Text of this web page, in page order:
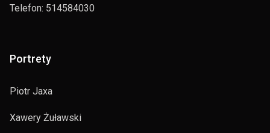
Telefon: 514584030
Portrety
Piotr Jaxa
Xawery Żuławski